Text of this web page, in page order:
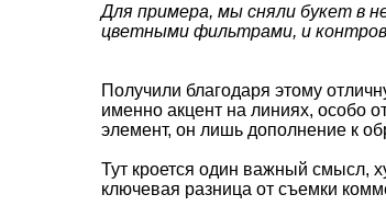
Для примера, мы сняли букет в
цветными фильтрами, и
Получили благодаря этому
именно акцент на линиях, особо
элемент, он лишь дополнение к
Тут кроется один важный смысл,
ключевая разница от съемки